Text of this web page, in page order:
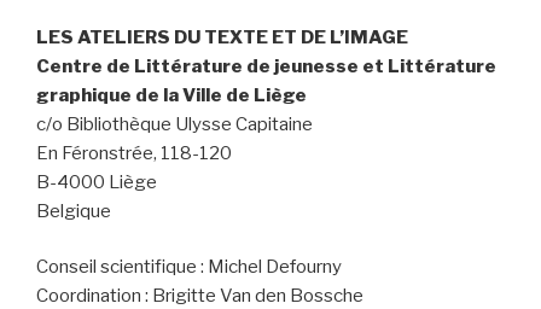
LES ATELIERS DU TEXTE ET DE L’IMAGE
Centre de Littérature de jeunesse et Littérature
graphique de la Ville de Liège
c/o Bibliothèque Ulysse Capitaine
En Féronstrée, 118-120
B-4000 Liège
Belgique
Conseil scientifique : Michel Defourny
Coordination : Brigitte Van den Bossche